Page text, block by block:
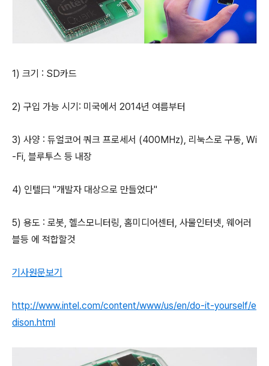
1) 크기 : SD카드
2) 구입 가능 시기: 미국에서 2014년 여름부터
3) 사양 : 듀얼코어 쿼크 프로세서 (400MHz), 리눅스로 구동, Wi
-Fi, 블루투스 등 내장
4) 인텔曰 "개발자 대상으로 만들었다"
5) 용도 : 로봇, 헬스모니터링, 홈미디어센터, 사물인터넷, 웨어러
블등 에 적합할것
기사원문보기
http://www.intel.com/content/www/us/en/do-it-yourself/e
dison.html